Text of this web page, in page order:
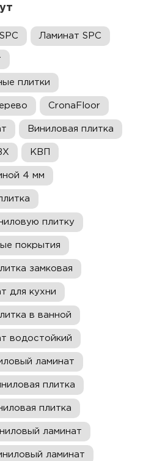
Ламинат SPC
плитки
CronaFloor
Виниловая плитка
КВП
4 мм
плитку
покрытия
замковая
для кухни
в ванной
водостойкий
ламинат
плитка
плитка
ламинат
ламинат